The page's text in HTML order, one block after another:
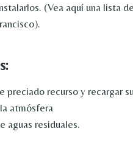
(Vea aquí una lista
recurso y recargar
atmósfera
aguas residuales.